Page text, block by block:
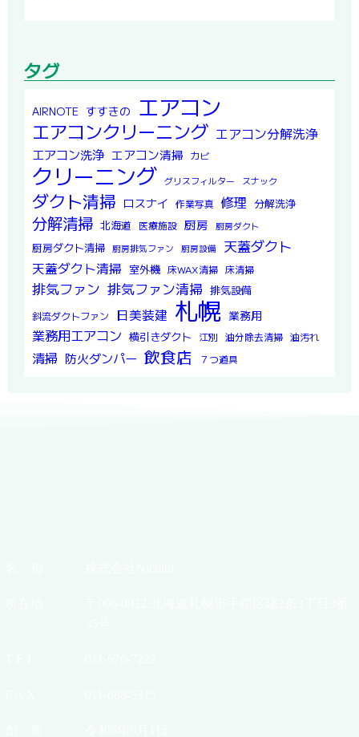
タグ
AIRNOTE すすきの エアコン
エアコンクリーニング エアコン分解洗浄
エアコン洗浄 エアコン清掃 カビ
クリーニング グリスフィルター スナック
ダクト清掃 ロスナイ 作業写真 修理 分解洗浄
分解清掃 北海道 医療施設 厨房 厨房ダクト
厨房ダクト清掃 厨房排気ファン 厨房設備 天蓋ダクト
天蓋ダクト清掃 室外機 床WAX清掃 床清掃
排気ファン 排気ファン清掃 排気設備
斜流ダクトファン 日美装建 札幌 業務用
業務用エアコン 横引きダクト 江別 油分除去清掃 油汚れ
清掃 防火ダンパー 飲食店 ７つ道具